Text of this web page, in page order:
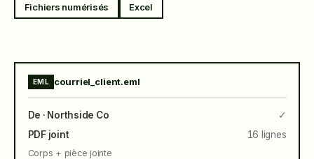
Fichiers numérisés Excel
EML courriel_client.eml
De · Northside Co
✓
PDF joint
16 lignes
Corps + pièce jointe